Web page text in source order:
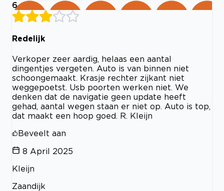
6
Redelijk
Verkoper zeer aardig, helaas een aantal
dingentjes vergeten. Auto is van binnen niet
schoongemaakt. Krasje rechter zijkant niet
weggepoetst. Usb poorten werken niet. We
denken dat de navigatie geen update heeft
gehad, aantal wegen staan er niet op. Auto is top,
dat maakt een hoop goed. R. Kleijn
Beveelt aan
8 April 2025
Kleijn
Zaandijk